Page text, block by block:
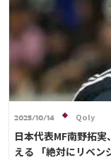
2025/10/14 Qoly
日本代表MF南野拓
える 「絶対にリベン